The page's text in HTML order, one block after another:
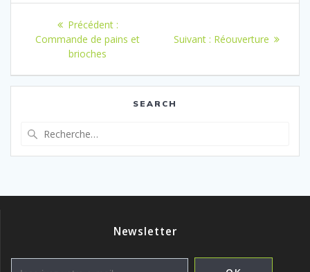
Navigation
de
l’article
Précédent :Article
précédent
Commande de pains et
brioches
Suivant : Article
Réouverture
SEARCH
:
Newsletter